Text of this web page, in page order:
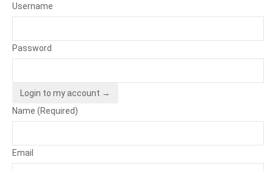
Username
Password
Login to my account →
Name (Required)
Email